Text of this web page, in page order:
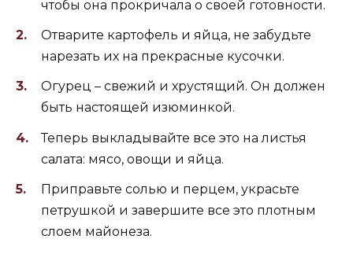
чтобы она прокричала о своей готовности.
Отварите картофель и яйца, не забудьте
нарезать их на прекрасные кусочки.
Огурец – свежий и хрустящий. Он должен
быть настоящей изюминкой.
Теперь выкладывайте все это на листья
салата: мясо, овощи и яйца.
Приправьте солью и перцем, украсьте
петрушкой и завершите все это плотным
слоем майонеза.